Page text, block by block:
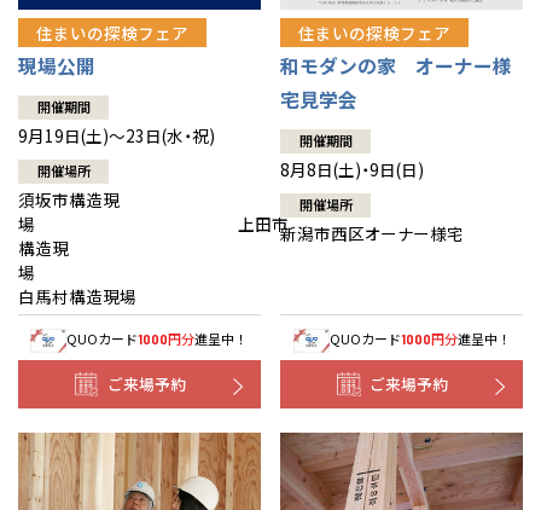
住まいの探検フェア
現場公開
開催期間
9月19日(土)～23日(水・祝)
開催場所
須坂市構造現
場 上田市
構造現
場
白馬村構造現場
QUOカード1000円分進呈中！
ご来場予約
住まいの探検フェア
和モダンの家 オーナー様
宅見学会
開催期間
8月8日(土)・9日(日)
開催場所
新潟市西区オーナー様宅
QUOカード1000円分進呈中！
ご来場予約